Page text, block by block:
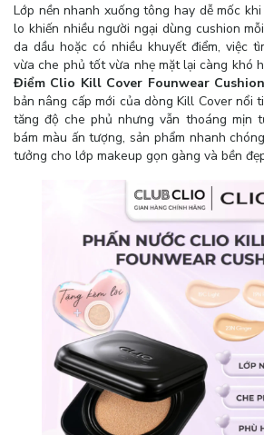
Lớp nền nhanh xuống tông hay dễ mốc
lo khiến nhiều người ngại dùng cushion
da dầu hoặc có nhiều khuyết điểm, việc
vừa che phủ tốt vừa nhẹ mặt lại càng khó
Điểm Clio Kill Cover Founwear Cushion
bản nâng cấp mới của dòng Kill Cover nổi
tăng độ che phủ nhưng vẫn thoáng mịn
bám màu ấn tượng, sản phẩm nhanh
tưởng cho lớp makeup gọn gàng và bền